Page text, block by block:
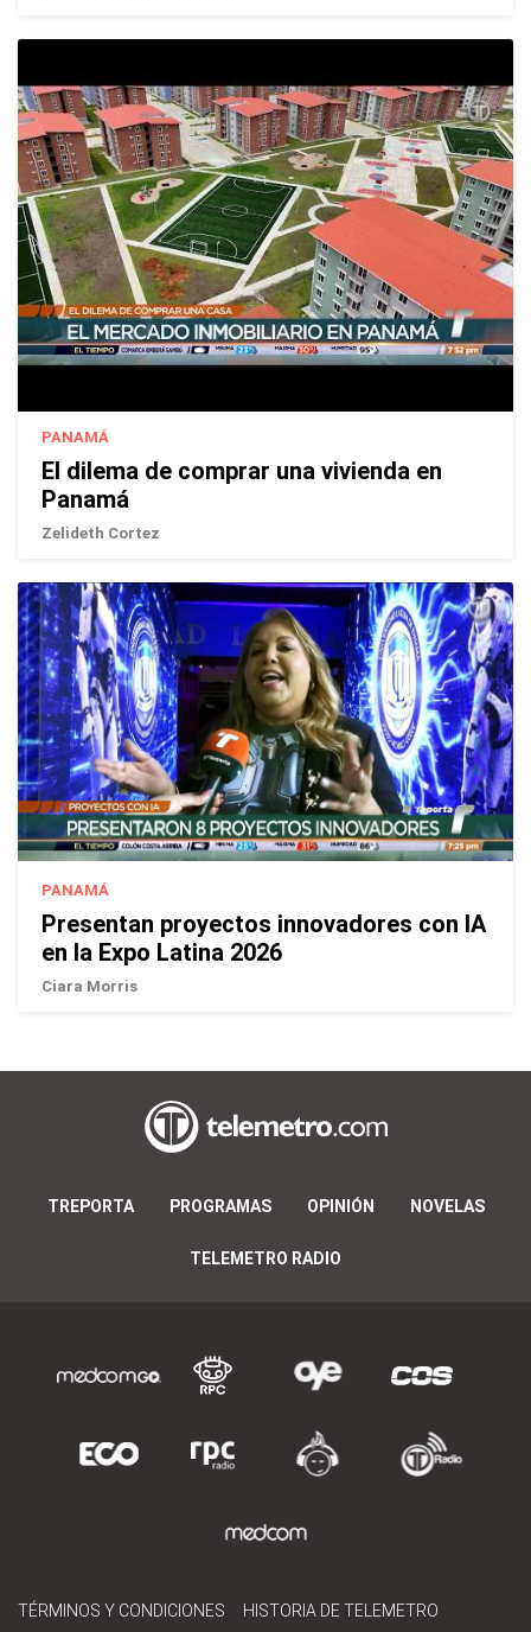
PANAMÁ
El dilema de comprar una vivienda en
Panamá
Zelideth Cortez
PANAMÁ
Presentan proyectos innovadores con IA
en la Expo Latina 2026
Ciara Morris
TREPORTA PROGRAMAS OPINIÓN NOVELAS
TELEMETRO RADIO
TÉRMINOS Y CONDICIONES
HISTORIA DE TELEMETRO